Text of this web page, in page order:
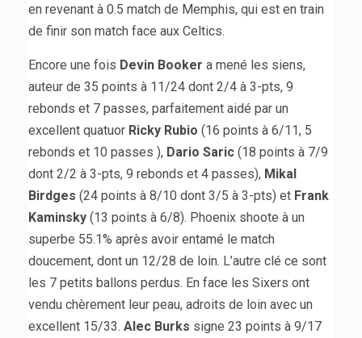
en revenant à 0.5 match de Memphis, qui est en train
de finir son match face aux Celtics.
Encore une fois Devin Booker a mené les siens,
auteur de 35 points à 11/24 dont 2/4 à 3-pts, 9
rebonds et 7 passes, parfaitement aidé par un
excellent quatuor Ricky Rubio (16 points à 6/11, 5
rebonds et 10 passes ), Dario Saric (18 points à 7/9
dont 2/2 à 3-pts, 9 rebonds et 4 passes), Mikal
Birdges (24 points à 8/10 dont 3/5 à 3-pts) et Frank
Kaminsky (13 points à 6/8). Phoenix shoote à un
superbe 55.1% après avoir entamé le match
doucement, dont un 12/28 de loin. L’autre clé ce sont
les 7 petits ballons perdus. En face les Sixers ont
vendu chèrement leur peau, adroits de loin avec un
excellent 15/33. Alec Burks signe 23 points à 9/17